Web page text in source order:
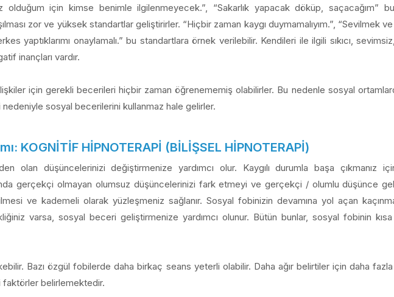
olduğum için kimse benimle ilgilenmeyecek.”, “Sakarlık yapacak döküp, saçacağım”
zor ve yüksek standartlar geliştirirler. “Hiçbir zaman kaygı duymamalıyım.”, “Sevilmek
yaptıklarımı onaylamalı.” bu standartlara örnek verilebilir. Kendileri ile ilgili sıkıcı,
inançları vardır.
ilişkiler için gerekli becerileri hiçbir zaman öğrenememiş olabilirler. Bu nedenle sosyal
nedeniyle sosyal becerilerini kullanmaz hale gelirler.
KOGNİTİF HİPNOTERAPİ (BİLİŞSEL HİPNOTERAPİ)
olan düşüncelerinizi değiştirmenize yardımcı olur. Kaygılı durumla başa çıkmanız
gerçekçi olmayan olumsuz düşüncelerinizi fark etmeyi ve gerçekçi / olumlu düşünce
ve kademeli olarak yüzleşmeniz sağlanır. Sosyal fobinizin devamına yol açan
varsa, sosyal beceri geliştirmenize yardımcı olunur. Bütün bunlar, sosyal fobinin
Bazı özgül fobilerde daha birkaç seans yeterli olabilir. Daha ağır belirtiler için daha
faktörler belirlemektedir.